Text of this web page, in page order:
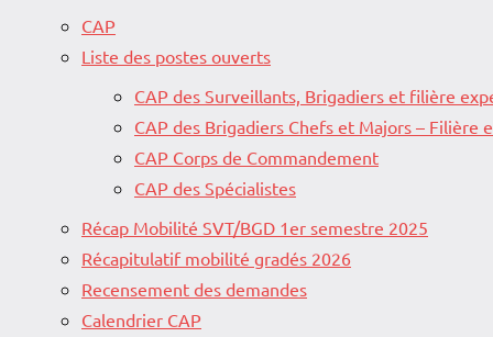
CAP
Liste des postes ouverts
CAP des Surveillants, Brigadiers et filière
CAP des Brigadiers Chefs et Majors – Filière
CAP Corps de Commandement
CAP des Spécialistes
Récap Mobilité SVT/BGD 1er semestre 2025
Récapitulatif mobilité gradés 2026
Recensement des demandes
Calendrier CAP